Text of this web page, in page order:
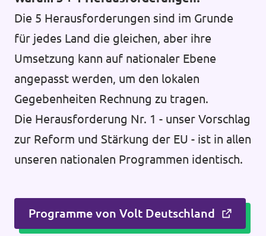
Die 5 Herausforderungen sind im Grunde
für jedes Land die gleichen, aber ihre
Umsetzung kann auf nationaler Ebene
angepasst werden, um den lokalen
Gegebenheiten Rechnung zu tragen.
Die Herausforderung Nr. 1 - unser Vorschlag
zur Reform und Stärkung der EU - ist in allen
unseren nationalen Programmen identisch.
Programme von Volt Deutschland